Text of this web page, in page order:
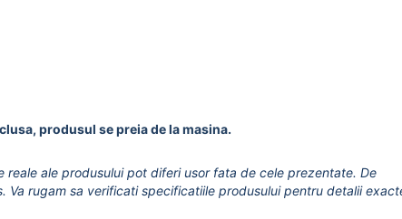
produsul se preia de la masina.
ale produsului pot diferi usor fata de cele prezentate. De
rugam sa verificati specificatiile produsului pentru detalii